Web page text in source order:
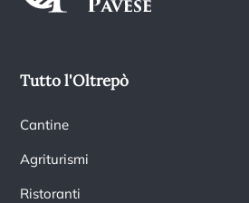
Tutto l'Oltrepò
Cantine
Agriturismi
Ristoranti